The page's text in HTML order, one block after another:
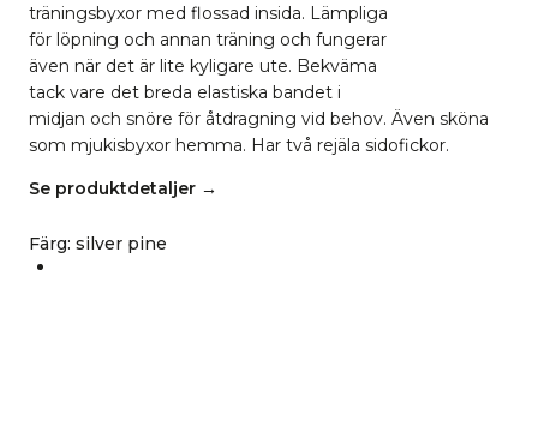
träningsbyxor med flossad insida. Lämpliga
för löpning och annan träning och fungerar
även när det är lite kyligare ute. Bekväma
tack vare det breda elastiska bandet i
midjan och snöre för åtdragning vid behov. Även sköna
som mjukisbyxor hemma. Har två rejäla sidofickor.
Se produktdetaljer →
Färg: silver pine